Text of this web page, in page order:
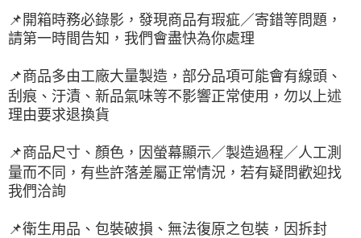
📌 開箱時務必錄影，發現商品有瑕疵／寄錯等問題，
請第一時間告知，我們會盡快為你處理
📌商品多由工廠大量製造，部分品項可能會有線頭、
刮痕、汙漬、新品氣味等不影響正常使用，勿以上述
理由要求退換貨
📌商品尺寸、顏色，因螢幕顯示／製造過程／人工測
量而不同，有些許落差屬正常情況，若有疑問歡迎找
我們洽詢
📌衛生用品、包裝破損、無法復原之包裝，因拆封